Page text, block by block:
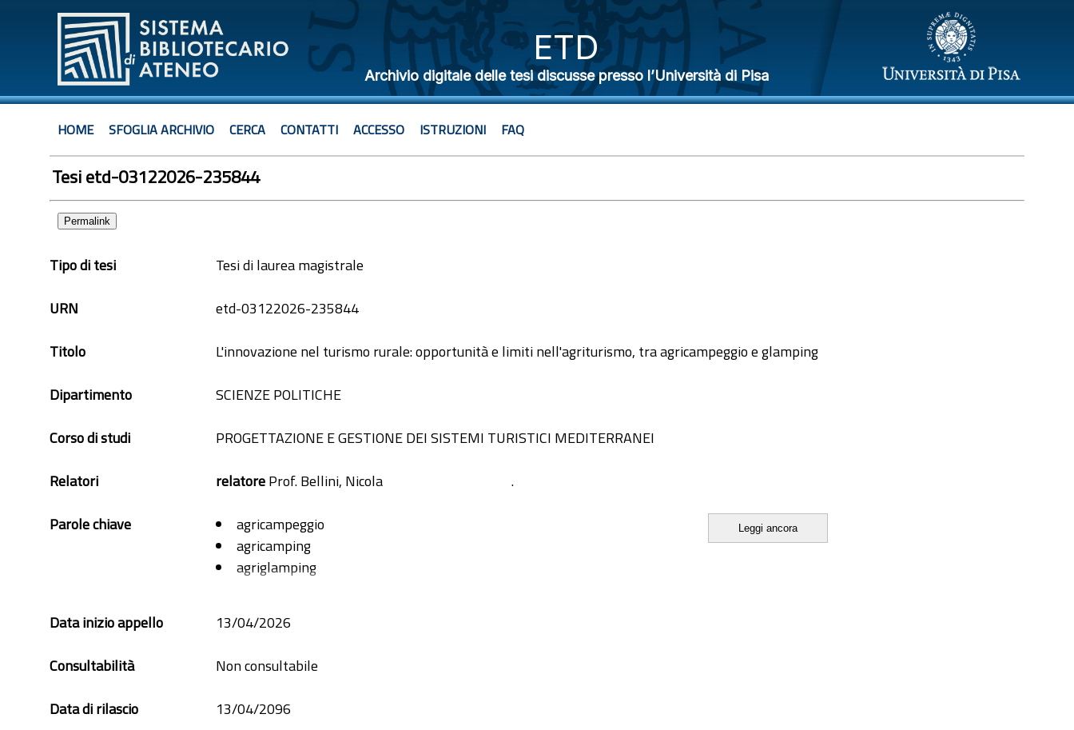
ETD
Archivio digitale delle tesi discusse presso l’Università di Pisa
HOME SFOGLIA ARCHIVIO CERCA CONTATTI ACCESSO ISTRUZIONI FAQ
Tesi etd-03122026-235844
Permalink
Tipo di tesi
Tesi di laurea magistrale
URN
etd-03122026-235844
Titolo
L'innovazione nel turismo rurale: opportunità e limiti nell'agriturismo, tra agricampeggio e glamping
Dipartimento
SCIENZE POLITICHE
Corso di studi
PROGETTAZIONE E GESTIONE DEI SISTEMI TURISTICI MEDITERRANEI
Relatori
.
relatoreProf. Bellini, Nicola
Parole chiave
agricampeggio
agricamping
agriglamping
glamping
innovazione
turismo
Leggi ancora
Data inizio appello
13/04/2026
Consultabilità
Non consultabile
Data di rilascio
13/04/2096